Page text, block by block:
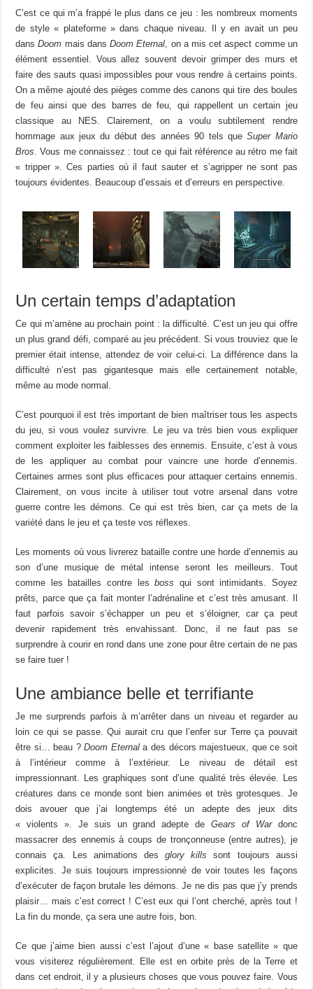
C’est ce qui m’a frappé le plus dans ce jeu : les nombreux moments
de style « plateforme » dans chaque niveau. Il y en avait un peu
dansDoom mais dansDoom Eternal , on a mis cet aspect comme un
élément essentiel. Vous allez souvent devoir grimper des murs et
faire des sauts quasi impossibles pour vous rendre à certains points.
On a même ajouté des pièges comme des canons qui tire des boules
de feu ainsi que des barres de feu, qui rappellent un certain jeu
classique au NES. Clairement, on a voulu subtilement rendre
hommage aux jeux du début des années 90 tels queSuper Mario
Bros . Vous me connaissez : tout ce qui fait référence au rétro me fait
« tripper ». Ces parties où il faut sauter et s’agripper ne sont pas
toujours évidentes. Beaucoup d’essais et d’erreurs en perspective.
Un certain temps d’adaptation
Ce qui m’amène au prochain point : la difficulté. C’est un jeu qui offre
un plus grand défi, comparé au jeu précédent. Si vous trouviez que le
premier était intense, attendez de voir celui-ci. La différence dans la
difficulté n’est pas gigantesque mais elle certainement notable,
même au mode normal.
C’est pourquoi il est très important de bien maîtriser tous les aspects
du jeu, si vous voulez survivre. Le jeu va très bien vous expliquer
comment exploiter les faiblesses des ennemis. Ensuite, c’est à vous
de les appliquer au combat pour vaincre une horde d’ennemis.
Certaines armes sont plus efficaces pour attaquer certains ennemis.
Clairement, on vous incite à utiliser tout votre arsenal dans votre
guerre contre les démons. Ce qui est très bien, car ça mets de la
variété dans le jeu et ça teste vos réflexes.
Les moments où vous livrerez bataille contre une horde d’ennemis au
son d’une musique de métal intense seront les meilleurs. Tout
comme les batailles contre lesboss qui sont intimidants. Soyez
prêts, parce que ça fait monter l’adrénaline et c’est très amusant. Il
faut parfois savoir s’échapper un peu et s’éloigner, car ça peut
devenir rapidement très envahissant. Donc, il ne faut pas se
surprendre à courir en rond dans une zone pour être certain de ne pas
se faire tuer !
Une ambiance belle et terrifiante
Je me surprends parfois à m’arrêter dans un niveau et regarder au
loin ce qui se passe. Qui aurait cru que l’enfer sur Terre ça pouvait
être si… beau ?Doom Eternala des décors majestueux, que ce soit
à l’intérieur comme à l’extérieur. Le niveau de détail est
impressionnant. Les graphiques sont d’une qualité très élevée. Les
créatures dans ce monde sont bien animées et très grotesques. Je
dois avouer que j’ai longtemps été un adepte des jeux dits
« violents ». Je suis un grand adepte deGears of Wardonc
massacrer des ennemis à coups de tronçonneuse (entre autres), je
connais ça. Les animations desglory kills sont toujours aussi
explicites. Je suis toujours impressionné de voir toutes les façons
d’exécuter de façon brutale les démons. Je ne dis pas que j’y prends
plaisir… mais c’est correct ! C’est eux qui l’ont cherché, après tout !
La fin du monde, ça sera une autre fois, bon.
Ce que j’aime bien aussi c’est l’ajout d’une « base satellite » que
vous visiterez régulièrement. Elle est en orbite près de la Terre et
dans cet endroit, il y a plusieurs choses que vous pouvez faire. Vous